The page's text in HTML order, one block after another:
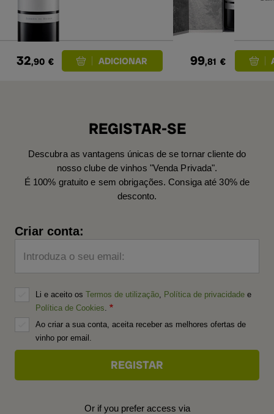
32,90 € 99,81 €
REGISTAR-SE
Descubra as vantagens únicas de se tornar cliente do
nosso clube de vinhos "Venda Privada".
É 100% gratuito e sem obrigações. Consiga até 30% de
desconto.
Criar conta:
Introduza o seu email:
Li e aceito os Termos de utilização Política de privacidade e
Política de Cookies
Ao criar a sua conta, aceita receber as melhores ofertas de
vinho por email.
Or if you prefer access via